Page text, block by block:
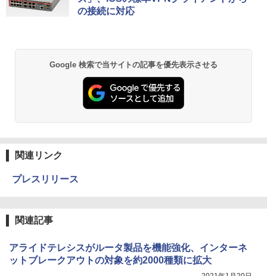
の接続に対応
Google 検索で当サイトの記事を優先表示させる
関連リンク
プレスリリース
関連記事
アライドテレシスがルータ製品を機能強化、インターネ
ットブレークアウトの対象を約2000種類に拡大